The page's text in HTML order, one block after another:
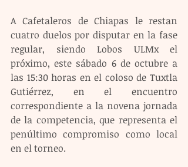
A Cafetaleros de Chiapas le restan
cuatro duelos por disputar en la fase
regular, siendo Lobos ULMx el
próximo, este sábado 6 de octubre a
las 15:30 horas en el coloso de Tuxtla
Gutiérrez, en el encuentro
correspondiente a la novena jornada
de la competencia, que representa el
penúltimo compromiso como local
en el torneo.